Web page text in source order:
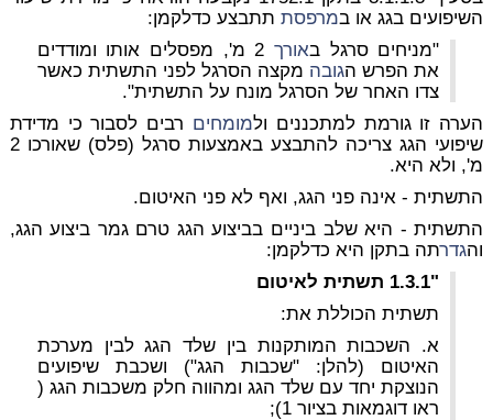
השיפועים בגג או במרפסתתתבצע כדלקמן:
"מניחים סרגל באורך
2 מ', מפסלים אותו ומודדים
את הפרש הגובה מקצה הסרגל לפני התשתית כאשר
צדו האחר של הסרגל מונח על התשתית".
הערה זו גורמת למתכננים ולמומחים רבים לסבור כי מדידת
שיפועי הגג צריכה להתבצע באמצעות סרגל (פלס) שאורכו 2
מ', ולא היא.
התשתית - אינה פני הגג, ואף לא פני האיטום.
התשתית - היאשלב ביניים בביצוע הגג טרם גמר ביצוע הגג,
והגדרתה בתקן היא כדלקמן:
"1.3.1 תשתית לאיטום
תשתית הכוללת את:
א. השכבות המותקנות בין שלד הגג לבין מערכת
האיטום (להלן: "שכבות הגג") ושכבת שיפועים
הנוצקת יחד עם שלד הגג ומהווה חלק משכבות הגג (
ראו דוגמאות בציור 1);